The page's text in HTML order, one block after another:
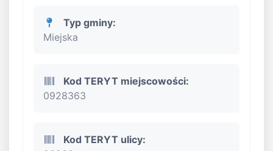
Typ gminy:
Miejska
Kod TERYT miejscowości:
0928363
Kod TERYT ulicy: